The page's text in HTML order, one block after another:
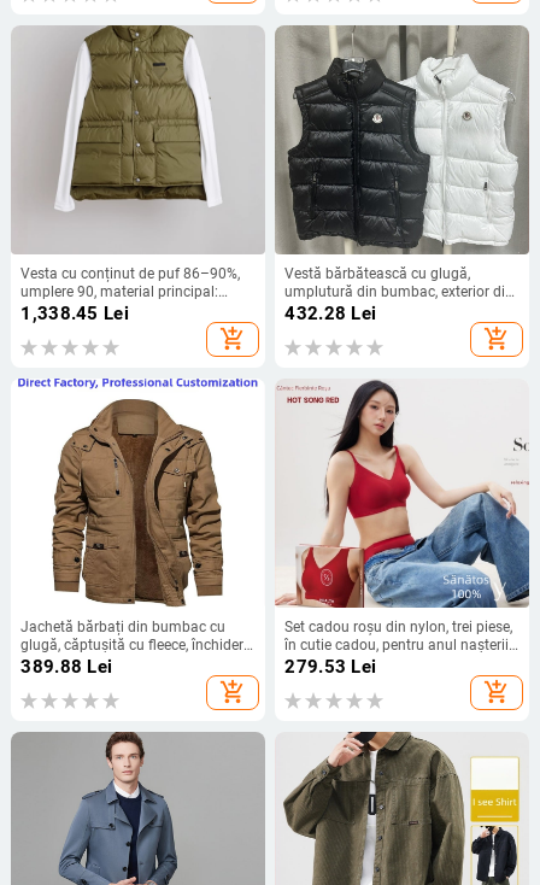
Vesta cu conținut de puf 86–90%,
umplere 90, material principal:
poliester, guler stand, buzunare 3D
patch
1,338.45 Lei
add_shopping_cart
Vestă bărbătească cu glugă,
umplutură din bumbac, exterior din
poliester, croială lejeră, buzunare cu
432.28 Lei
add_shopping_cart
Jachetă bărbați din bumbac cu
glugă, căptușită cu fleece, închidere
cu fermoar, căptușeală detașabilă,
389.88 Lei
add_shopping_cart
Set cadou roșu din nylon, trei piese,
în cutie cadou, pentru anul nașterii
și nunți
279.53 Lei
add_shopping_cart